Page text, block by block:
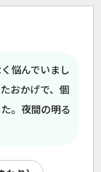
悩んでいまし
おかげで、個
。夜間の明る